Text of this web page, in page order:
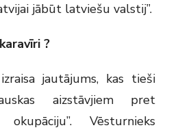
jābūt latviešu valstij”.
?
jautājums, kas tieši
aizstāvjiem pret
Vēsturnieks